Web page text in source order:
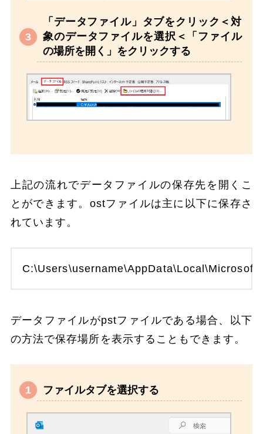
「データファイル」タブをクリック＜対
象のデータファイルを選択＜「ファイル
の場所を開く」をクリックする
上記の流れでデータファイルの保存先を開くこ
とができます。ostファイルは主に以下に保存さ
れています。
データファイルがpstファイルである場合、以下
の方法で保存場所を表示することもできます。
ファイルタブを選択する